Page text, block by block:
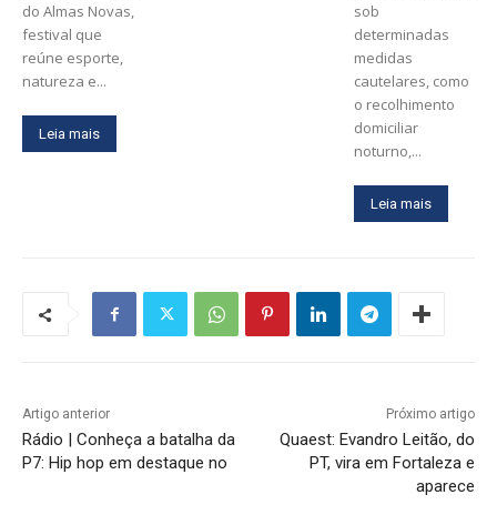
do Almas Novas,
festival que
reúne esporte,
natureza e...
Leia mais
sob
determinadas
medidas
cautelares, como
o recolhimento
domiciliar
noturno,...
Leia mais
Artigo anterior
Rádio | Conheça a batalha da
P7: Hip hop em destaque no
Próximo artigo
Quaest: Evandro Leitão, do
PT, vira em Fortaleza e
aparece